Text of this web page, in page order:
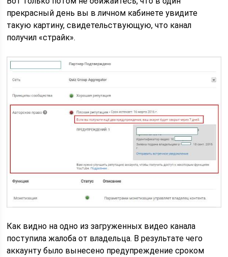
прекрасный день вы в личном кабинете увидите
такую картину, свидетельствующую, что канал
получил «страйк».
Как видно на одно из загруженных видео канала
поступила жалоба от владельца. В результате чего
аккаунту было вынесено предупреждение сроком